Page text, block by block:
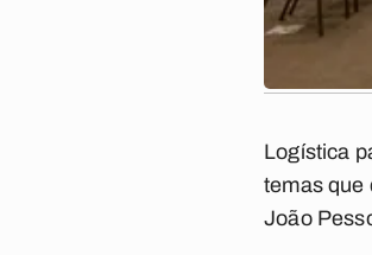
Logística
temas que
João